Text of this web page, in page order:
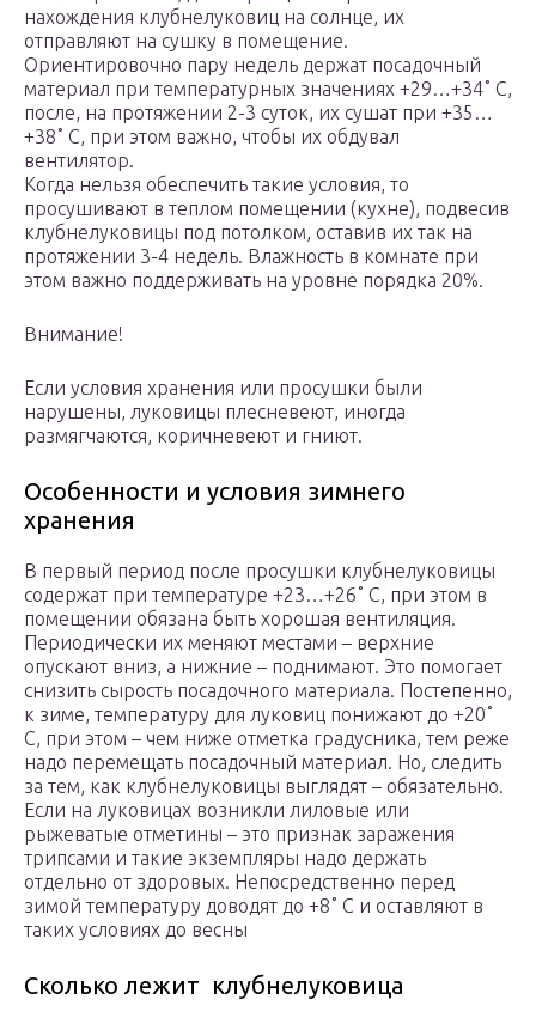
нахождения клубнелуковиц на солнце, их
отправляют на сушку в помещение.
Ориентировочно пару недель держат посадочный
материал при температурных значениях +29…+34˚ C,
после, на протяжении 2-3 суток, их сушат при +35…
+38˚ C, при этом важно, чтобы их обдувал
вентилятор.
Когда нельзя обеспечить такие условия, то
просушивают в теплом помещении (кухне), подвесив
клубнелуковицы под потолком, оставив их так на
протяжении 3-4 недель. Влажность в комнате при
этом важно поддерживать на уровне порядка 20%.
Внимание!
Если условия хранения или просушки были
нарушены, луковицы плесневеют, иногда
размягчаются, коричневеют и гниют.
Особенности и условия зимнего
хранения
В первый период после просушки клубнелуковицы
содержат при температуре +23…+26˚ C, при этом в
помещении обязана быть хорошая вентиляция.
Периодически их меняют местами – верхние
опускают вниз, а нижние – поднимают. Это помогает
снизить сырость посадочного материала. Постепенно,
к зиме, температуру для луковиц понижают до +20˚
C, при этом – чем ниже отметка градусника, тем реже
надо перемещать посадочный материал. Но, следить
за тем, как клубнелуковицы выглядят – обязательно.
Если на луковицах возникли лиловые или
рыжеватые отметины – это признак заражения
трипсами и такие экземпляры надо держать
отдельно от здоровых. Непосредственно перед
зимой температуру доводят до +8˚ C и оставляют в
таких условиях до весны
Сколько лежит клубнелуковица